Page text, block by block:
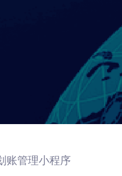
小程序
系统开发
物联网
网站建设
企业经营
商业行情
账管理小程序